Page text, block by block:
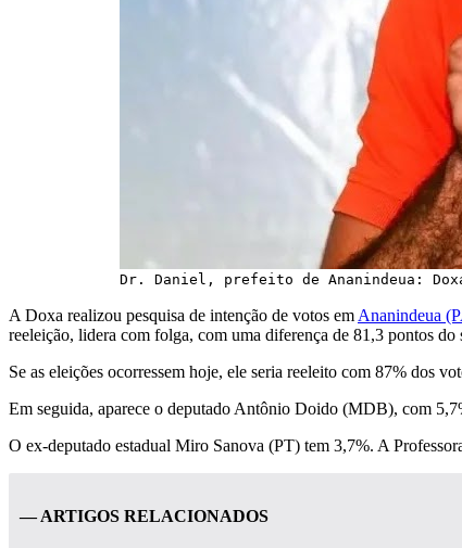
Dr. Daniel, prefeito de Ananindeua:
A Doxa realizou pesquisa de intenção de votos em Ananindeua
reeleição, lidera com folga, com uma diferença de 81,3 pontos do
Se as eleições ocorressem hoje, ele seria reeleito com 87% dos
Em seguida, aparece o deputado Antônio Doido (MDB), com
O ex-deputado estadual Miro Sanova (PT) tem 3,7%. A
— ARTIGOS RELACIONADOS